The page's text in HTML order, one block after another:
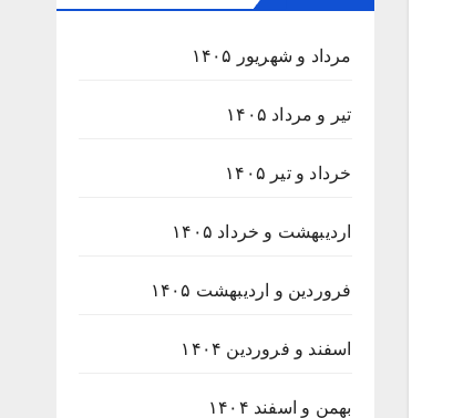
مرداد و شهریور ۱۴۰۵
تیر و مرداد ۱۴۰۵
خرداد و تیر ۱۴۰۵
اردیبهشت و خرداد ۱۴۰۵
فروردین و اردیبهشت ۱۴۰۵
اسفند و فروردین ۱۴۰۴
بهمن و اسفند ۱۴۰۴